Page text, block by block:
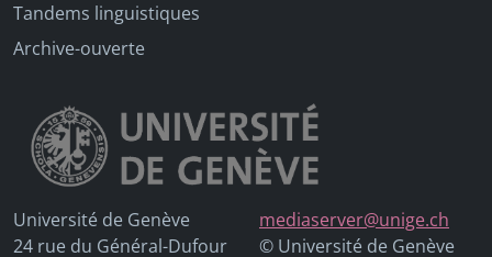
Tandems linguistiques
Archive-ouverte
Université de Genève
24 rue du Général-Dufour
mediaserver@unige.ch
© Université de Genève